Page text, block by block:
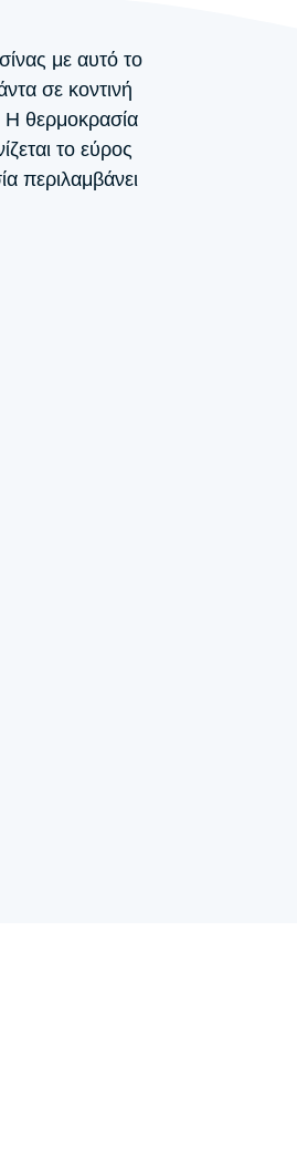
με αυτό το
σε κοντινή
Η θερμοκρασία
το εύρος
περιλαμβάνει